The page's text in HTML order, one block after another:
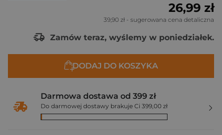
26,99 zł
39,90 zł - sugerowana cena detaliczna
Zamów teraz, wyślemy w poniedziałek.
DODAJ DO KOSZYKA
Darmowa dostawa od 399 zł
Do darmowej dostawy brakuje Ci 399,00 zł